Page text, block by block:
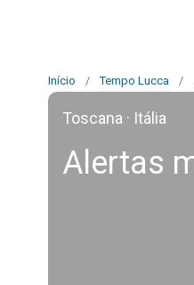
Início / Tempo Lucca /
Toscana · Itália
Alertas